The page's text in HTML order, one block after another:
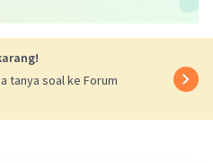
⁠⁠⁠⁠)¯¹
tanya soal ke Forum